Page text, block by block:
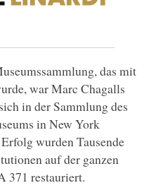
das mit
war Marc Chagalls
in der Sammlung des
in New York
wurden Tausende
auf der ganzen
371 restauriert.